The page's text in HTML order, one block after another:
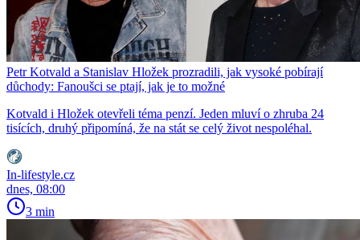
Petr Kotvald a Stanislav Hložek prozradili, jak vysoké pobírají
důchody: Fanoušci se ptají, jak je to možné
Kotvald i Hložek otevřeli téma penzí. Jeden mluví o zhruba 24
tisících, druhý připomíná, že na stát se celý život nespoléhal.
In-lifestyle.cz
dnes, 08:00
3 min